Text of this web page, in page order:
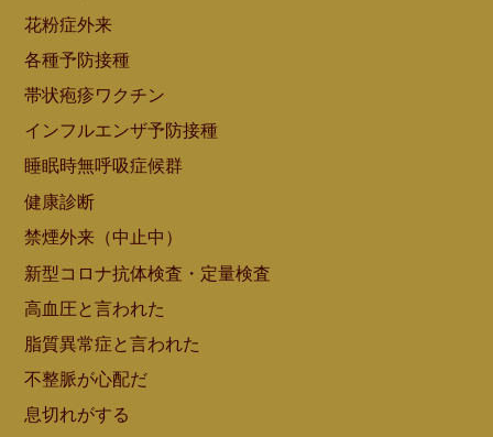
花粉症外来
各種予防接種
帯状疱疹ワクチン
インフルエンザ予防接種
睡眠時無呼吸症候群
健康診断
禁煙外来（中止中）
新型コロナ抗体検査・定量検査
高血圧と言われた
脂質異常症と言われた
不整脈が心配だ
息切れがする